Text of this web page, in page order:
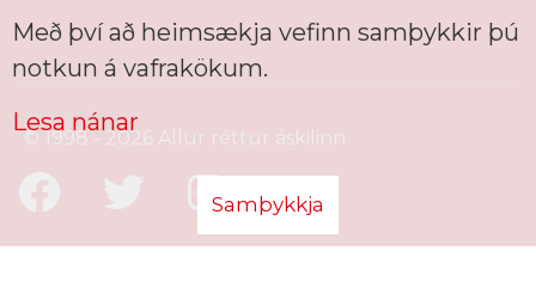
© 1998 - 2026 Allur réttur áskilinn
Með því að heimsækja vefinn samþykkir þú
notkun á vafrakökum.
Lesa nánar
Samþykkja